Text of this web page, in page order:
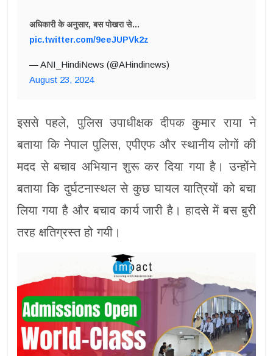
अधिकारी के अनुसार, बस पोखरा से…
pic.twitter.com/9eeJUPVk2z
— ANI_HindiNews (@AHindinews)
August 23, 2024
इससे पहले, पुलिस उपाधीक्षक दीपक कुमार राया ने
बताया कि नेपाल पुलिस, एपीएफ और स्थानीय लोगों की
मदद से बचाव अभियान शुरू कर दिया गया है। उन्होंने
बताया कि दुर्घटनास्थल से कुछ घायल यात्रियों को बचा
लिया गया है और बचाव कार्य जारी है। हादसे में बस बुरी
तरह क्षतिग्रस्त हो गयी।